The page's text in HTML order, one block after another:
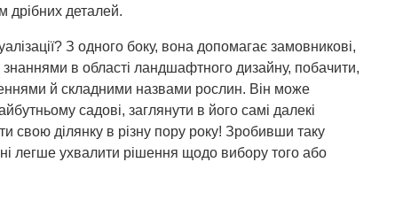
дрібних деталей.
З одного боку, вона допомагає замовникові,
в області ландшафтного дизайну, побачити,
й складними назвами рослин. Він може
садові, заглянути в його самі далекі
свою ділянку в різну пору року! Зробивши таку
легше ухвалити рішення щодо вибору того або